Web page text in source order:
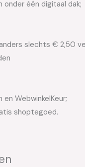
onder één digitaal dak;
slechts € 2,50
WebwinkelKeur;
shoptegoed.